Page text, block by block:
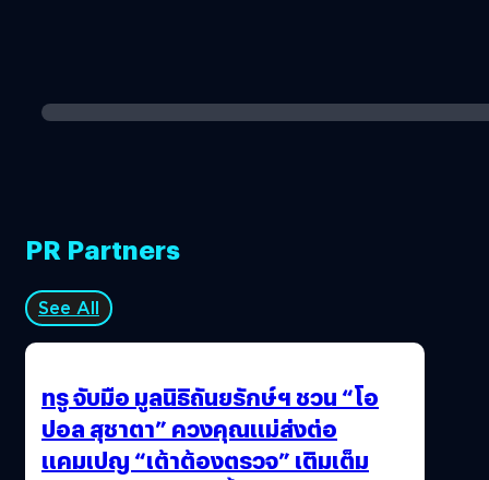
PR Partners
See All
ทรู จับมือ มูลนิธิถันยรักษ์ฯ ชวน “โอ
ปอล สุชาตา” ควงคุณแม่ส่งต่อ
แคมเปญ “เต้าต้องตรวจ” เติมเต็ม